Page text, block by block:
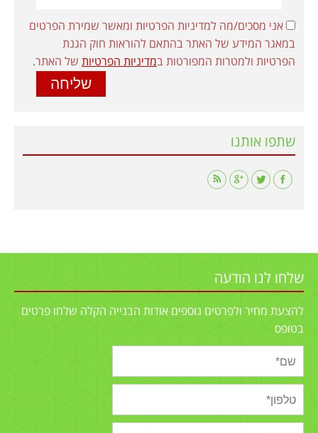
אני מסכים/מה למדיניות הפרטיות ומאשר שמירת הפרטים
במאגר המידע של האתר בהתאם להוראות חוק הגנת
הפרטיות ולמטרות המפורטות במדיניות הפרטיות של האתר.
שתפו אותנו
Find us on:
שלחו לנו הודעה
להצעת מחיר ולפרטים נוספים אודות הבנייה הקלה שלחו פרטים
בטופס